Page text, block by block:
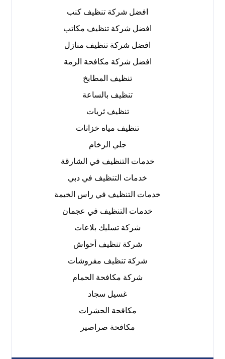
افضل شركة تنظيف كنب
افضل شركة تنظيف مكاتب
افضل شركة تنظيف منازل
افضل شركة مكافحة الرمة
تنظيف المطابخ
تنظيف بالساعة
تنظيف ثريات
تنظيف مياه خزانات
جلي الرخام
خدمات التنظيف في الشارقة
خدمات التنظيف في دبي
خدمات التنظيف في راس الخيمة
خدمات التنظيف في عجمان
شركة تسليك بلاعات
شركة تنظيف أحواش
شركة تنظيف مفروشات
شركة مكافحة الحمام
غسيل سجاد
مكافحة الحشرات
مكافحة صراصير